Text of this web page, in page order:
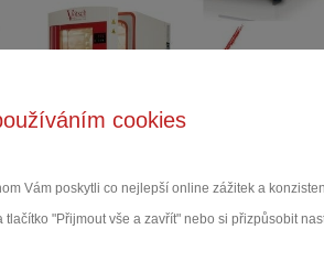
cookies
Vám poskytli co nejlepší online zážitek a
"Přijmout vše a zavřít" nebo si přizpůsobit